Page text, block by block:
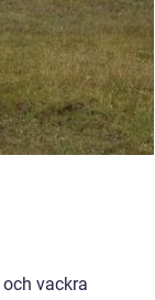
vackra